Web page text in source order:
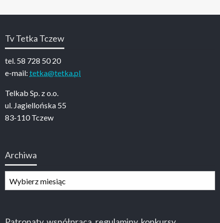
Tv Tetka Tczew
tel. 58 728 50 20
e-mail: tetka@tetka.pl
Telkab Sp. z o.o.
ul. Jagiellońska 55
83-110 Tczew
Archiwa